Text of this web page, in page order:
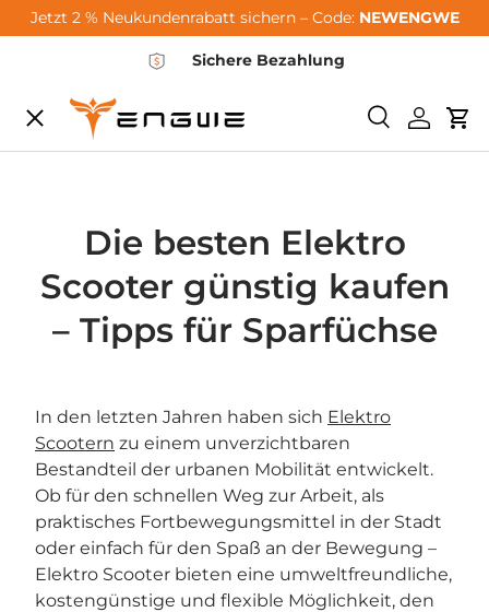
Μετάβαση στο περιεχόμενο
Jetzt 2 % Neukundenrabatt sichern – Code: NEWENGWE
Sichere Bezahlung
Ερευνα
Μενού
City-Sale
E-Bikes
Support
Die besten Elektro
Scooter günstig kaufen
– Tipps für Sparfüchse
In den letzten Jahren haben sich Elektro
Scootern zu einem unverzichtbaren
Bestandteil der urbanen Mobilität entwickelt.
Ob für den schnellen Weg zur Arbeit, als
praktisches Fortbewegungsmittel in der Stadt
oder einfach für den Spaß an der Bewegung –
Elektro Scooter bieten eine umweltfreundliche,
kostengünstige und flexible Möglichkeit, den